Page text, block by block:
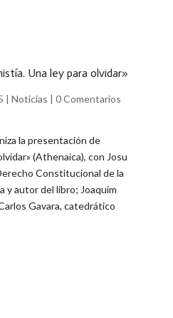
Una ley para olvidar»
| Noticias | 0 Comentarios
la presentación de
(Athenaica), con Josu
Constitucional de la
y autor del libro; Joaquim
Gavara, catedrático